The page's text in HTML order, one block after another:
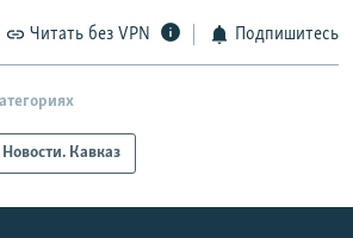
Читать без VPN Подпишитесь
Новости. Кавказ